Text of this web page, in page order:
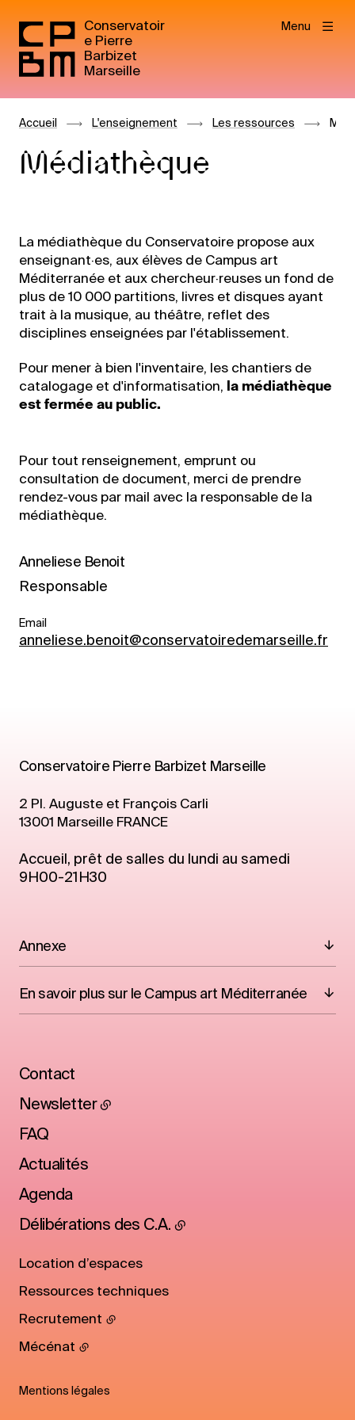
Conservatoir
e Pierre
Barbizet
Marseille
Menu
Accueil L'enseignement Les ressources
Médiathèque
La médiathèque du Conservatoire propose aux
enseignant·es, aux élèves de Campus art
Méditerranée et aux chercheur·reuses un fond de
plus de 10 000 partitions, livres et disques ayant
trait à la musique, au théâtre, reflet des
disciplines enseignées par l'établissement.
Pour mener à bien l'inventaire, les chantiers de
catalogage et d'informatisation, la médiathèque
est fermée au public.
Pour tout renseignement, emprunt ou
consultation de document, merci de prendre
rendez-vous par mail avec la responsable de la
médiathèque.
Anneliese Benoit
Responsable
Email
anneliese.benoit@conservatoiredemarseille.fr
Conservatoire Pierre Barbizet Marseille
2 Pl. Auguste et François Carli
13001 Marseille FRANCE
Accueil, prêt de salles du lundi au samedi
9H00-21H30
Annexe
En savoir plus sur le Campus art Méditerranée
Contact
Newsletter
FAQ
Actualités
Agenda
Délibérations des C.A.
Location d’espaces
Ressources techniques
Recrutement
Mécénat
Mentions légales